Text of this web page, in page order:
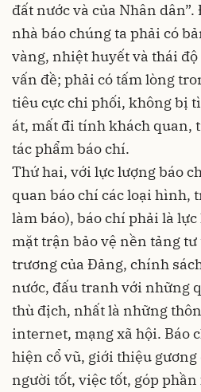
đất nước và của Nhân
nhà báo chúng ta phải có
vàng, nhiệt huyết và thái
vấn đề; phải có tấm lòng
tiêu cực chi phối, không bị
át, mất đi tính khách quan,
tác phẩm báo chí.
Thứ hai, với lực lượng báo
quan báo chí các loại hình,
làm báo), báo chí phải là
mặt trận bảo vệ nền tảng
trương của Đảng, chính
nước, đấu tranh với những
thù địch, nhất là những
internet, mạng xã hội. Báo
hiện cổ vũ, giới thiệu
người tốt, việc tốt, góp phần